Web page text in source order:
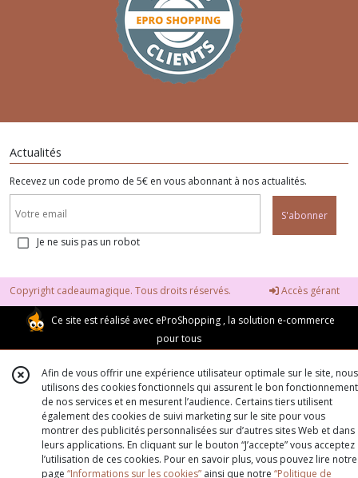
Actualités
Recevez un code promo de 5€ en vous abonnant à nos actualités.
S'abonner
Je ne suis pas un robot
Copyright cadeaumagique. Tous droits réservés. Accès gérant
Ce site est réalisé avec eProShopping , la solution e-commerce
pour tous
Afin de vous offrir une expérience utilisateur optimale sur le site, nous
utilisons des cookies fonctionnels qui assurent le bon fonctionnement
de nos services et en mesurent l’audience. Certains tiers utilisent
également des cookies de suivi marketing sur le site pour vous
montrer des publicités personnalisées sur d’autres sites Web et dans
leurs applications. En cliquant sur le bouton “J’accepte” vous acceptez
l’utilisation de ces cookies. Pour en savoir plus, vous pouvez lire notre
page “Informations sur les cookies” ainsi que notre “Politique de